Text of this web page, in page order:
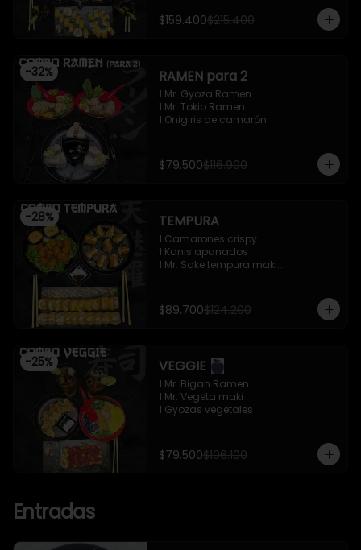
1 Mr. Beef Ramen
$159.400$215.400
-32% RAMEN para 2
1 Mr. Gyoza Ramen
1 Mr. Tokio Ramen
1 Onigiris de camarón
$79.500$116.900
-28% TEMPURA
1 Camarones crispy
1 Kanis apanados
1 Mr. Sake tempura maki
$89.700$124.200
-25% VEGGIE
1 Mr. Bigan Ramen
1 Mr. Vegeta maki
1 Gyozas vegetales
$79.500$106.100
Entradas